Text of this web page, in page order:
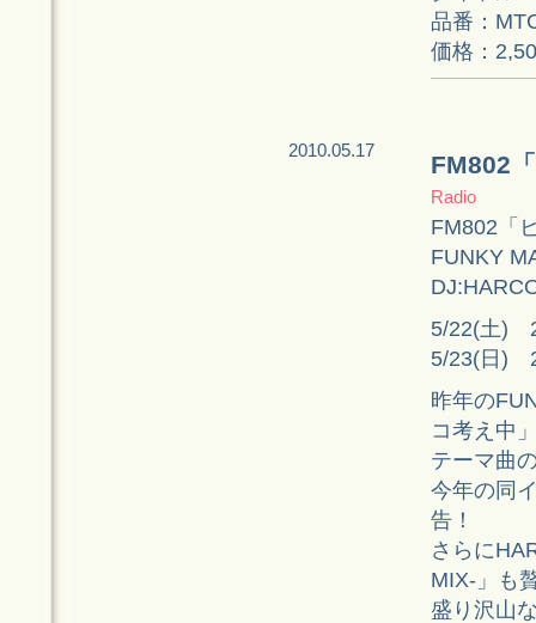
品番：
価格：
2010.05.17
FM802
Radio
FM802「
FUNKY
5/22(土)
5/23(日)
昨年の
コ考え中
テーマ曲
今年の同
告！
さらに
MIX-」も
盛り沢山